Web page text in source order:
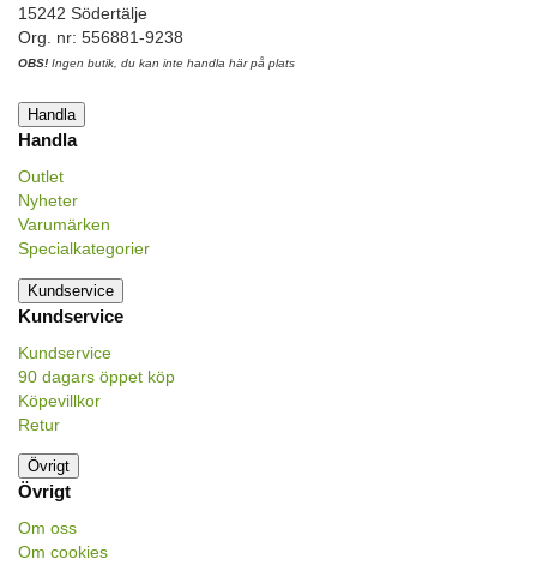
15242 Södertälje
Org. nr: 556881-9238
OBS! Ingen butik, du kan inte handla här på plats
Handla
Handla
Outlet
Nyheter
Varumärken
Specialkategorier
Kundservice
Kundservice
Kundservice
90 dagars öppet köp
Köpevillkor
Retur
Övrigt
Övrigt
Om oss
Om cookies